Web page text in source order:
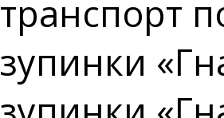
транспорт
зупинки